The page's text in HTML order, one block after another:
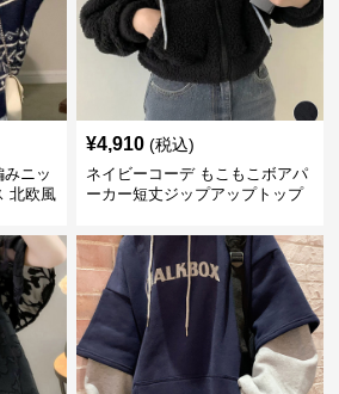
ニッ
北欧風
¥4,910 (税込)
ネイビーコーデ もこもこボアパ
ーカー短丈ジップアップトップ